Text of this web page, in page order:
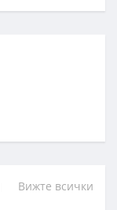
Вижте всички